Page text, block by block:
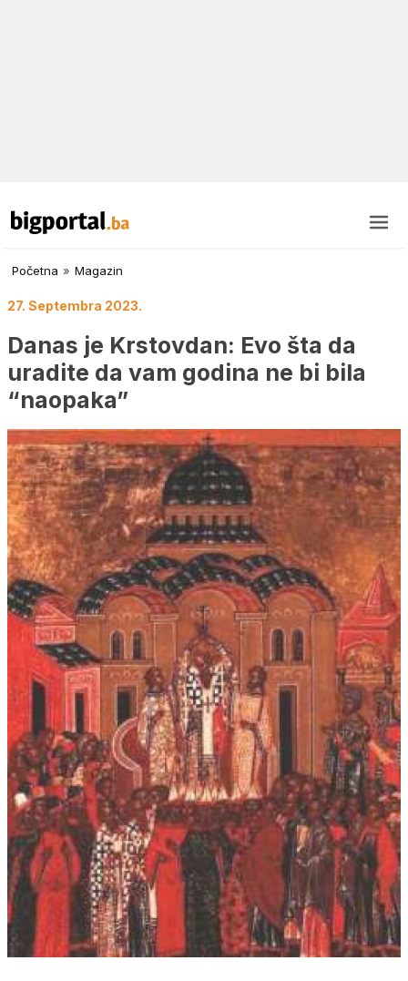
Početna » Magazin
27. Septembra 2023.
Danas je Krstovdan: Evo šta da
uradite da vam godina ne bi bila
“naopaka”